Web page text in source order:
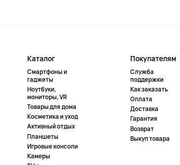
Каталог
Смартфоны и
гаджеты
Ноутбуки,
мониторы, VR
Товары для дома
Косметика и уход
Активный отдых
Планшеты
Игровые консоли
Камеры
Покупателям
Служба
поддержки
Как заказать
Оплата
Доставка
Гарантия
Возврат
Выкуп товара